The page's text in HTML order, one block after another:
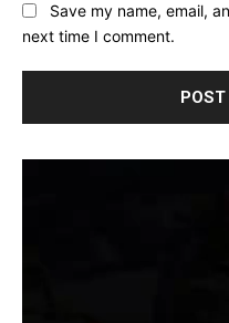
Save my name, email,
next time I comment.